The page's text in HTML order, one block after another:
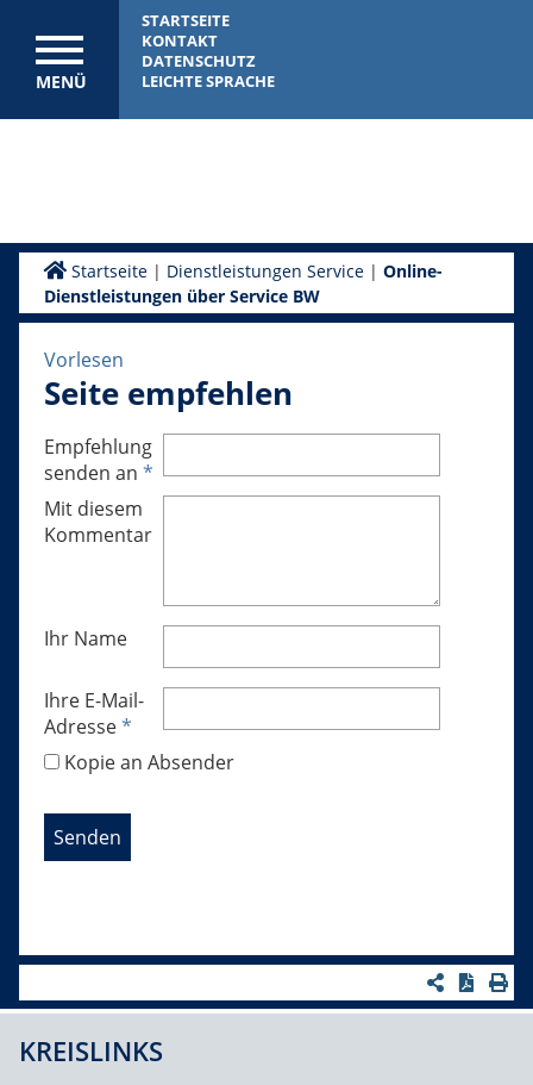
MENÜ
STARTSEITE
KONTAKT
DATENSCHUTZ
LEICHTE SPRACHE
Startseite| Dienstleistungen Service| Online-
Dienstleistungen über Service BW
Vorlesen
Seite empfehlen
Empfehlung
senden an *
Mit diesem
Kommentar
Ihr Name
Ihre E-Mail-
Adresse*
Kopie an Absender
KREISLINKS